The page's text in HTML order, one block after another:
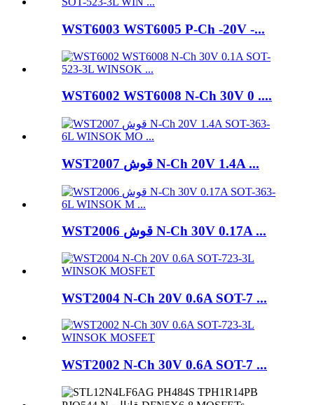
WST6003 WST6005 P-Ch -20V -...
WST6002 WST6008 N-Ch 30V 0 ....
WST2007 قوش N-Ch 20V 1.4A ...
WST2006 قوش N-Ch 30V 0.17A ...
WST2004 N-Ch 20V 0.6A SOT-7 ...
WST2002 N-Ch 30V 0.6A SOT-7 ...